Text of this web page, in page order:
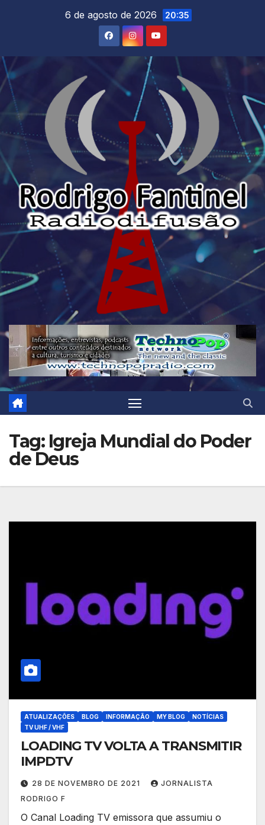
6 de agosto de 2026 20:35
Tag: Igreja Mundial do Poder
de Deus
ATUALIZAÇÕES BLOG INFORMAÇÃO MY BLOG
NOTÍCIAS
TV UHF / VHF
LOADING TV VOLTA A TRANSMITIR
IMPDTV
28 DE NOVEMBRO DE 2021
JORNALISTA
RODRIGO F
O Canal Loading TV emissora que assumiu o